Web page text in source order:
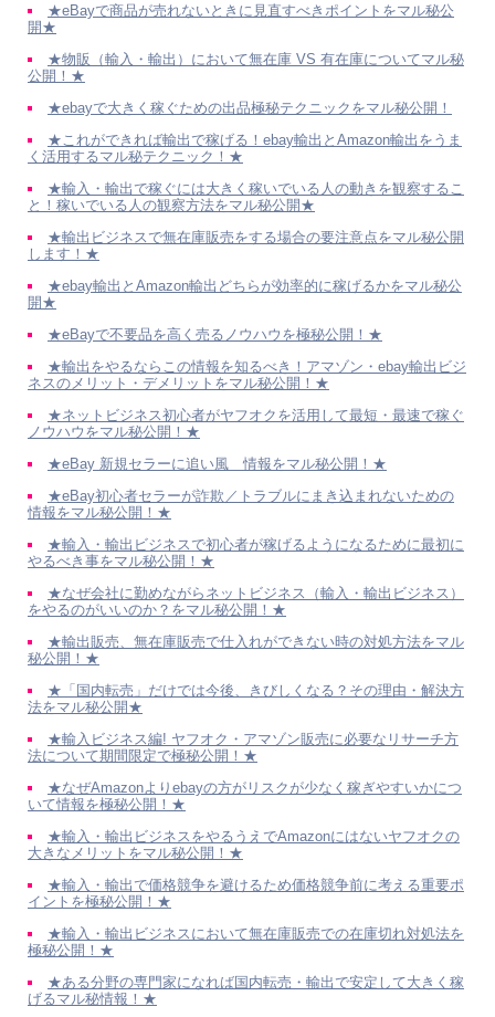
★eBayで商品が売れないときに見直すべきポイントをマル秘公
開★
★物販（輸入・輸出）において無在庫 VS 有在庫についてマル秘
公開！★
★ebayで大きく稼ぐための出品極秘テクニックをマル秘公開！
★これができれば輸出で稼げる！ebay輸出とAmazon輸出をうま
く活用するマル秘テクニック！★
★輸入・輸出で稼ぐには大きく稼いでいる人の動きを観察するこ
と！稼いでいる人の観察方法をマル秘公開★
★輸出ビジネスで無在庫販売をする場合の要注意点をマル秘公開
します！★
★ebay輸出とAmazon輸出どちらが効率的に稼げるかをマル秘公
開★
★eBayで不要品を高く売るノウハウを極秘公開！★
★輸出をやるならこの情報を知るべき！アマゾン・ebay輸出ビジ
ネスのメリット・デメリットをマル秘公開！★
★ネットビジネス初心者がヤフオクを活用して最短・最速で稼ぐ
ノウハウをマル秘公開！★
★eBay 新規セラーに追い風 情報をマル秘公開！★
★eBay初心者セラーが詐欺／トラブルにまき込まれないための
情報をマル秘公開！★
★輸入・輸出ビジネスで初心者が稼げるようになるために最初に
やるべき事をマル秘公開！★
★なぜ会社に勤めながらネットビジネス（輸入・輸出ビジネス）
をやるのがいいのか？をマル秘公開！★
★輸出販売、無在庫販売で仕入れができない時の対処方法をマル
秘公開！★
★「国内転売」だけでは今後、きびしくなる？その理由・解決方
法をマル秘公開★
★輸入ビジネス編! ヤフオク・アマゾン販売に必要なリサーチ方
法について期間限定で極秘公開！★
★なぜAmazonよりebayの方がリスクが少なく稼ぎやすいかにつ
いて情報を極秘公開！★
★輸入・輸出ビジネスをやるうえでAmazonにはないヤフオクの
大きなメリットをマル秘公開！★
★輸入・輸出で価格競争を避けるため価格競争前に考える重要ポ
イントを極秘公開！★
★輸入・輸出ビジネスにおいて無在庫販売での在庫切れ対処法を
極秘公開！★
★ある分野の専門家になれば国内転売・輸出で安定して大きく稼
げるマル秘情報！★